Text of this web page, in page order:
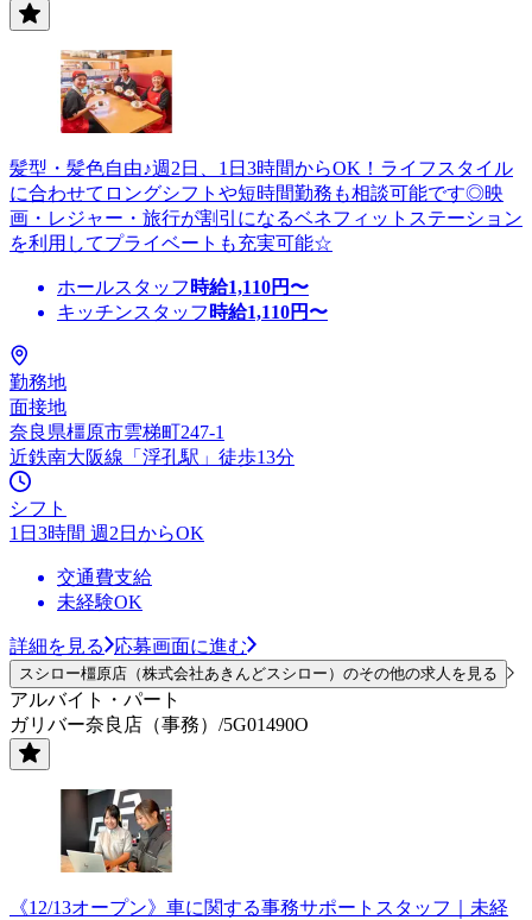
髪型・髪色自由♪週2日、1日3時間からOK！ライフスタイル
に合わせてロングシフトや短時間勤務も相談可能です◎映
画・レジャー・旅行が割引になるベネフィットステーション
を利用してプライベートも充実可能☆
ホールスタッフ 時給1,110円〜
キッチンスタッフ 時給1,110円〜
勤務地
面接地
奈良県橿原市雲梯町247-1
近鉄南大阪線「浮孔駅」徒歩13分
シフト
1日3時間 週2日からOK
交通費支給
未経験OK
詳細を見る 応募画面に進む
スシロー橿原店（株式会社あきんどスシロー）のその他の求人を見る
アルバイト・パート
ガリバー奈良店（事務）/5G01490O
《12/13オープン》車に関する事務サポートスタッフ｜未経